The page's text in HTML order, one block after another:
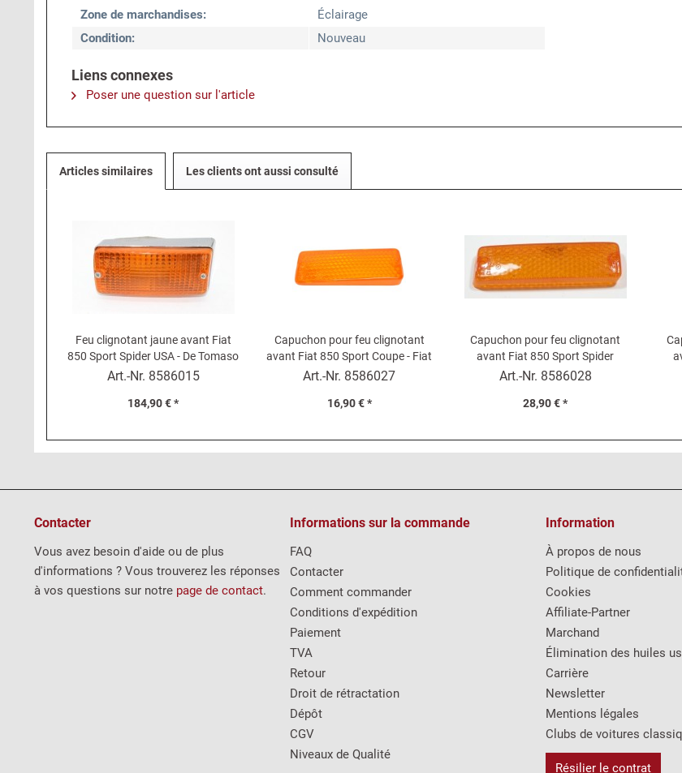
Zone de marchandises:
Éclairage
Condition:
Nouveau
Liens connexes
Poser une question sur l'article
Articles similaires Les clients ont aussi consulté
Feu clignotant jaune avant Fiat
850 Sport Spider USA - De Tomaso
Pantera USA (orange)
Art.-Nr. 8586015
184,90 € *
Capuchon pour feu clignotant
avant Fiat 850 Sport Coupe - Fiat
124 Sport Coupe
Art.-Nr. 8586027
16,90 € *
Capuchon pour feu clignotant
avant Fiat 850 Sport Spider
(orange)
Art.-Nr. 8586028
28,90 € *
Contacter
Vous avez besoin d'aide ou de plus
d'informations ? Vous trouverez les réponses
à vos questions sur notre page de contact.
Informations sur la commande
FAQ
Contacter
Comment commander
Conditions d'expédition
Paiement
TVA
Retour
Droit de rétractation
Dépôt
CGV
Niveaux de Qualité
Information
À propos de nous
Politique de
Cookies
Affiliate-Partner
Marchand
Élimination des huiles
Carrière
Newsletter
Mentions légales
Clubs de voitures
Résilier le contrat